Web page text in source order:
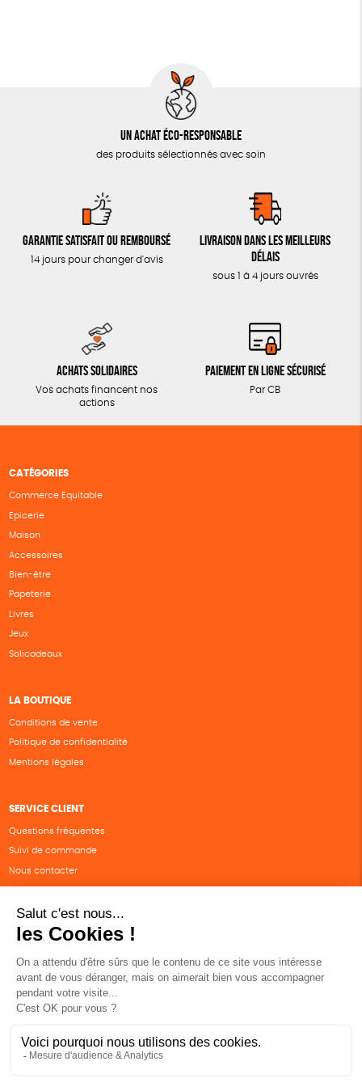
Un achat éco-responsable
des produits sélectionnés avec soin
Garantie satisfait ou remboursé
14 jours pour changer d'avis
Livraison dans les meilleurs
délais
sous 1 à 4 jours ouvrés
Achats solidaires
Vos achats financent nos
actions
Paiement en ligne sécurisé
Par CB
CATÉGORIES
Commerce Equitable
Epicerie
Maison
Accessoires
Bien-être
Papeterie
Livres
Jeux
Solicadeaux
LA BOUTIQUE
Conditions de vente
Politique de confidentialité
Mentions légales
SERVICE CLIENT
Questions fréquentes
Suivi de commande
Nous contacter
SUIVEZ-NOUS
Une boutique élaborée avec par RGOODS